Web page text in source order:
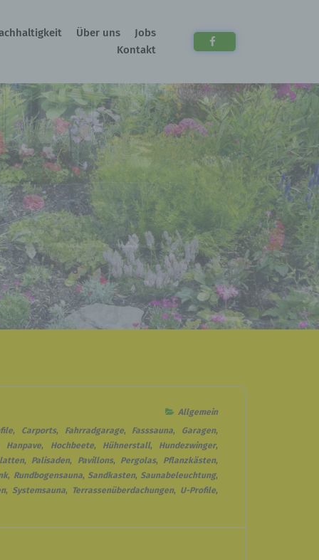
Über uns
Jobs
Kontakt
Allgemein
, Carports, Fahrradgarage, Fasssauna, Garagen,
Hanpave, Hochbeete, Hühnerstall, Hundezwinger,
, Palisaden, Pavillons, Pergolas, Pflanzkästen,
, Rundbogensauna, Sandkasten, Saunabeleuchtung,
, Systemsauna, Terrassenüberdachungen, U-Profile,